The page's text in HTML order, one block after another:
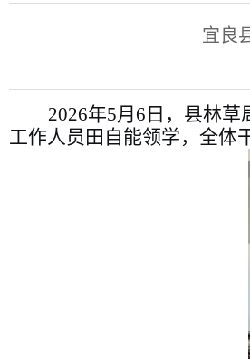
宜良
2026年5月 6 日，县林草
工作人员田自能领学，全体